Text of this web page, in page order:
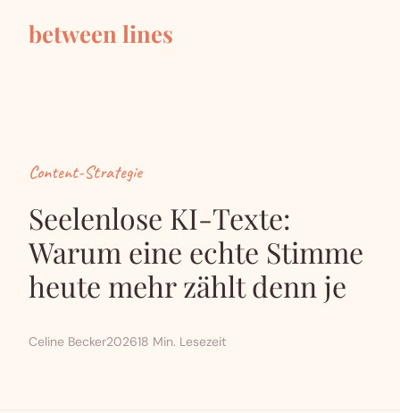
between lines
Content-Strategie
Seelenlose KI-Texte:
Warum eine echte Stimme
heute mehr zählt denn je
Celine Becker202618 Min. Lesezeit